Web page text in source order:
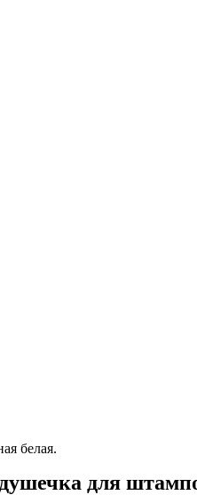
белая.
для